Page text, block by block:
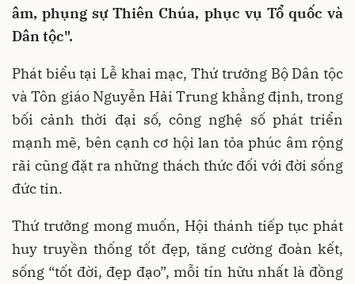
âm, phụng sự Thiên Chúa, phục vụ Tổ quốc và
Dân tộc".
Phát biểu tại Lễ khai mạc, Thứ trưởng Bộ Dân tộc
và Tôn giáo Nguyễn Hải Trung khẳng định, trong
bối cảnh thời đại số, công nghệ số phát triển
mạnh mẽ, bên cạnh cơ hội lan tỏa phúc âm rộng
rãi cũng đặt ra những thách thức đối với đời sống
đức tin.
Thứ trưởng mong muốn, Hội thánh tiếp tục phát
huy truyền thống tốt đẹp, tăng cường đoàn kết,
sống “tốt đời, đẹp đạo”, mỗi tín hữu nhất là đồng